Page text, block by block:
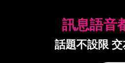
訊息語音
話題不設限